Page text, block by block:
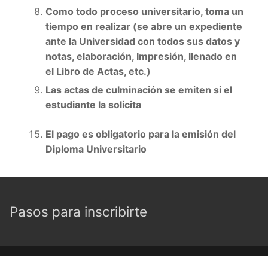
Como todo proceso universitario, toma un
tiempo en realizar (se abre un expediente
ante la Universidad con todos sus datos y
notas, elaboración, Impresión, llenado en
el Libro de Actas, etc.)
Las actas de culminación se emiten si el
estudiante la solicita
El pago es obligatorio para la emisión del
Diploma Universitario
Pasos para inscribirte